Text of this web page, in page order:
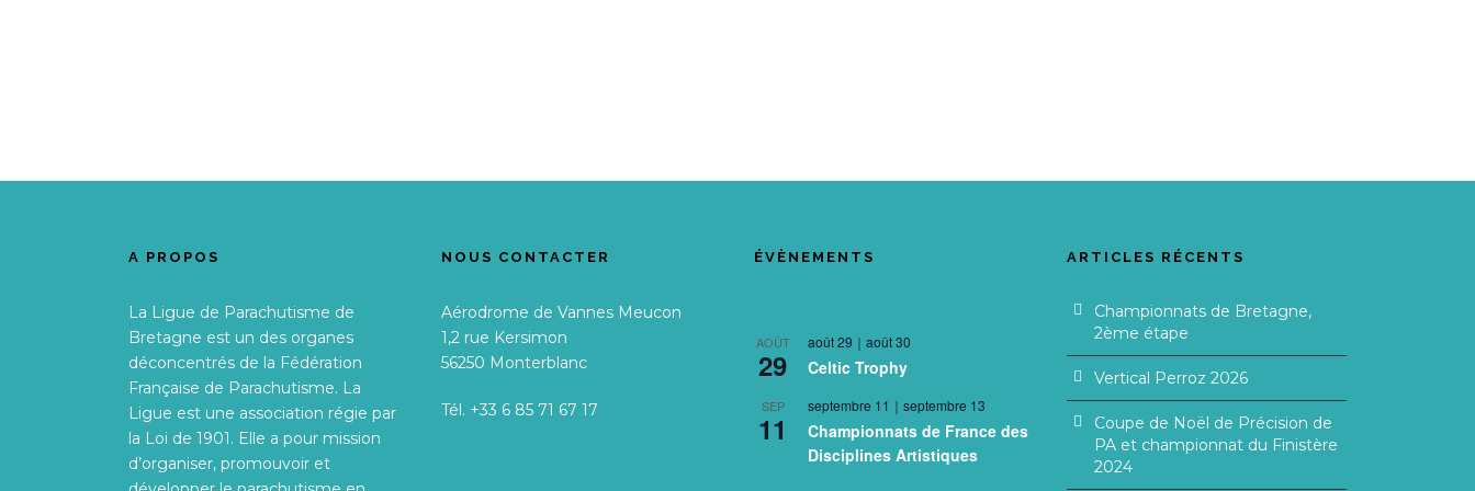
A PROPOS
La Ligue de Parachutisme de
Bretagne est un des organes
déconcentrés de la Fédération
Française de Parachutisme. La
Ligue est une association régie par
la Loi de 1901. Elle a pour mission
d’organiser, promouvoir et
NOUS CONTACTER
Aérodrome de Vannes Meucon
1,2 rue Kersimon
56250 Monterblanc
Tél. +33 6 85 71 67 17
ÉVÈNEMENTS
AOÛT
29
août 29 ｜ août 30
Celtic Trophy
SEP
11
septembre 11 ｜ septembre 13
Championnats de France des
Disciplines Artistiques
ARTICLES RÉCENTS
Championnats de Bretagne,
2ème étape
Vertical Perroz 2026
Coupe de Noël de Précision de
PA et championnat du Finistère
2024